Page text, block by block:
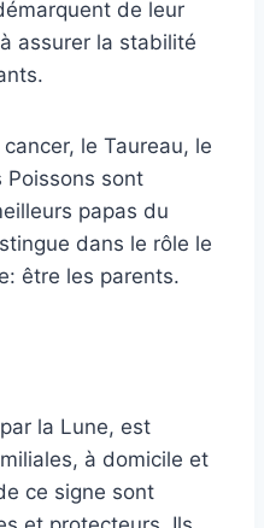
de leur
assurer la stabilité
le Taureau, le
Poissons sont
papas du
dans le rôle le
être les parents.
la Lune, est
à domicile et
ce signe sont